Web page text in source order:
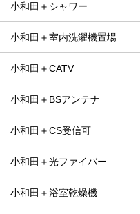
小和田＋シャワー
小和田＋室内洗濯機置場
小和田＋CATV
小和田＋BSアンテナ
小和田＋CS受信可
小和田＋光ファイバー
小和田＋浴室乾燥機